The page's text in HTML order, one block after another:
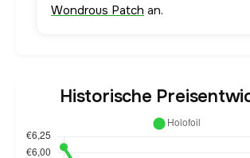
Wondrous Patch an.
Historische